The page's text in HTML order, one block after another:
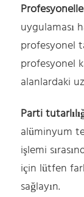
uygulaması
profesyonel
profesyonel
alanlardaki
Parti
alüminyum
işlemi
için lütfen
sağlayın.